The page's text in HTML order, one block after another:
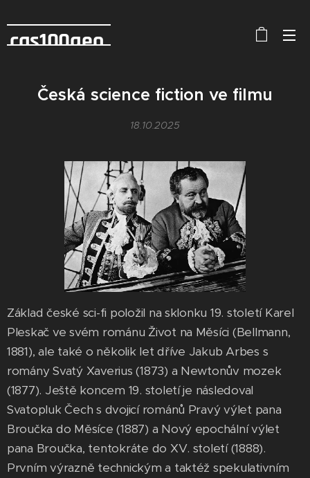
cas100geo
Česká science fiction ve filmu
18.10.2025
Základ české sci-fi položil na sklonku 19. století Karel
Pleskač ve svém románu Život na Měsíci (Bellmann,
1881), ale také o několik let dříve Jakub Arbes s
romány Svatý Xaverius (1873) a Newtonův mozek
(1877). Ještě koncem 19. století je následoval
Svatopluk Čech s dvojicí románů Pravý výlet pana
Broučka do Měsíce (1887) a Nový epochální výlet
pana Broučka, tentokráte do XV. století (1888).
Prvním výrazně technickým a taktéž spekulativním